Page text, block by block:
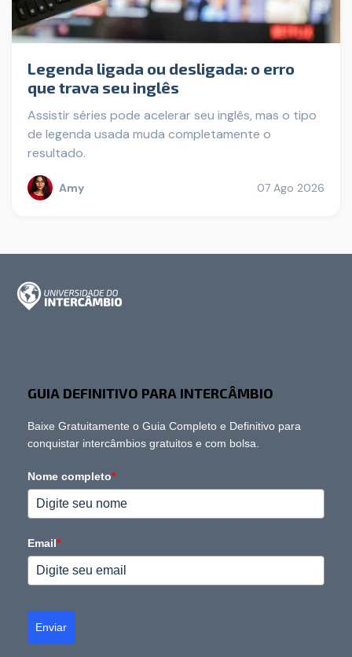
Legenda ligada ou desligada: o erro
que trava seu inglês
Assistir séries pode acelerar seu inglês, mas o tipo
de legenda usada muda completamente o
resultado.
Amy 07 Ago 2026
GUIA DEFINITIVO PARA INTERCÂMBIO
Baixe Gratuitamente o Guia Completo e Definitivo para
conquistar intercâmbios gratuitos e com bolsa.
Nome completo*
Email*
Enviar